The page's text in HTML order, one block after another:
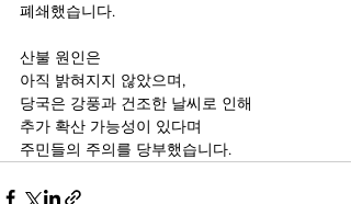
폐쇄했습니다.
산불 원인은
아직 밝혀지지 않았으며,
당국은 강풍과 건조한 날씨로 인해
추가 확산 가능성이 있다며
주민들의 주의를 당부했습니다.